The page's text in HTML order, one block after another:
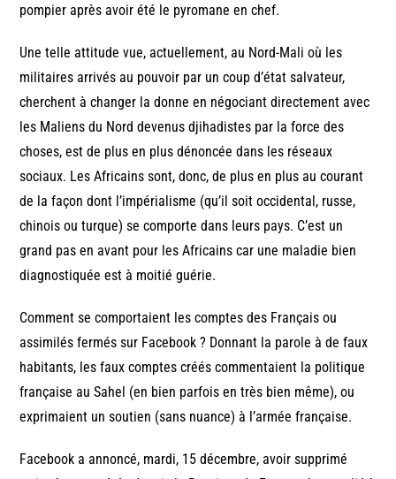
pompier après avoir été le pyromane en chef.
Une telle attitude vue, actuellement, au Nord-Mali où les
militaires arrivés au pouvoir par un coup d’état salvateur,
cherchent à changer la donne en négociant directement avec
les Maliens du Nord devenus djihadistes par la force des
choses, est de plus en plus dénoncée dans les réseaux
sociaux. Les Africains sont, donc, de plus en plus au courant
de la façon dont l’impérialisme (qu’il soit occidental, russe,
chinois ou turque) se comporte dans leurs pays. C’est un
grand pas en avant pour les Africains car une maladie bien
diagnostiquée est à moitié guérie.
Comment se comportaient les comptes des Français ou
assimilés fermés sur Facebook ? Donnant la parole à de faux
habitants, les faux comptes créés commentaient la politique
française au Sahel (en bien parfois en très bien même), ou
exprimaient un soutien (sans nuance) à l’armée française.
Facebook a annoncé, mardi, 15 décembre, avoir supprimé